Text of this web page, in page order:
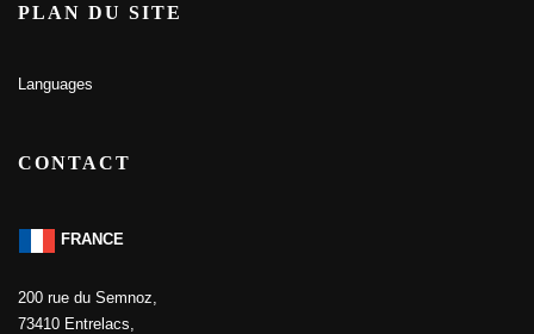
PLAN DU SITE
Languages
CONTACT
FRANCE
200 rue du Semnoz,
73410 Entrelacs,